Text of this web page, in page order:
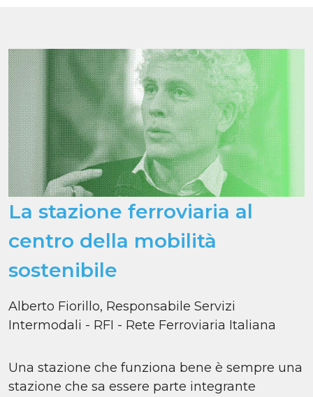
La stazione ferroviaria al
centro della mobilità
sostenibile
Alberto Fiorillo, Responsabile Servizi
Intermodali - RFI - Rete Ferroviaria Italiana
Una stazione che funziona bene è sempre una
stazione che sa essere parte integrante